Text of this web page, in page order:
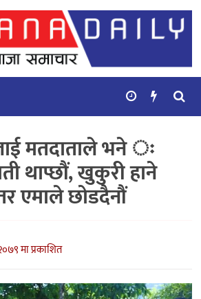
मतदाताले भने ः
थाप्छौं, खुकुरी हाने
एमाले छोडदैनौं
मा प्रकाशित